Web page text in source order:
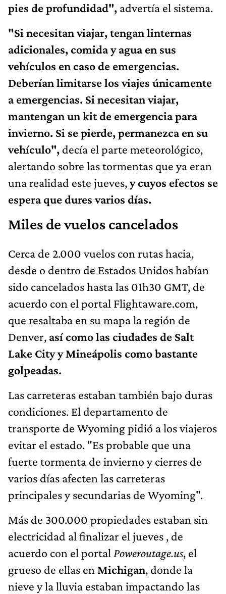
pies de profundidad", advertía el sistema.
"Si necesitan viajar, tengan linternas
adicionales, comida y agua en sus
vehículos en caso de emergencias.
Deberían limitarse los viajes únicamente
a emergencias. Si necesitan viajar,
mantengan un kit de emergencia para
invierno. Si se pierde, permanezca en su
vehículo", decía el parte meteorológico,
alertando sobre las tormentas que ya eran
una realidad este jueves,y cuyos efectos se
espera que dures varios días.
Miles de vuelos cancelados
Cerca de 2.000 vuelos con rutas hacia,
desde o dentro de Estados Unidos habían
sido cancelados hasta las 01h30 GMT, de
acuerdo con el portal Flightaware.com,
que resaltaba en su mapa la región de
Denver, así como las ciudades de Salt
Lake City y Mineápolis como bastante
golpeadas.
Las carreteras estaban también bajo duras
condiciones. El departamento de
transporte de Wyoming pidió a los viajeros
evitar el estado. "Es probable que una
fuerte tormenta de invierno y cierres de
varios días afecten las carreteras
principales y secundarias de Wyoming".
Más de 300.000 propiedades estaban sin
electricidad al finalizar el jueves , de
acuerdo con el portal Poweroutage.us, el
grueso de ellas en Michigan, donde la
nieve y la lluvia estaban impactando las